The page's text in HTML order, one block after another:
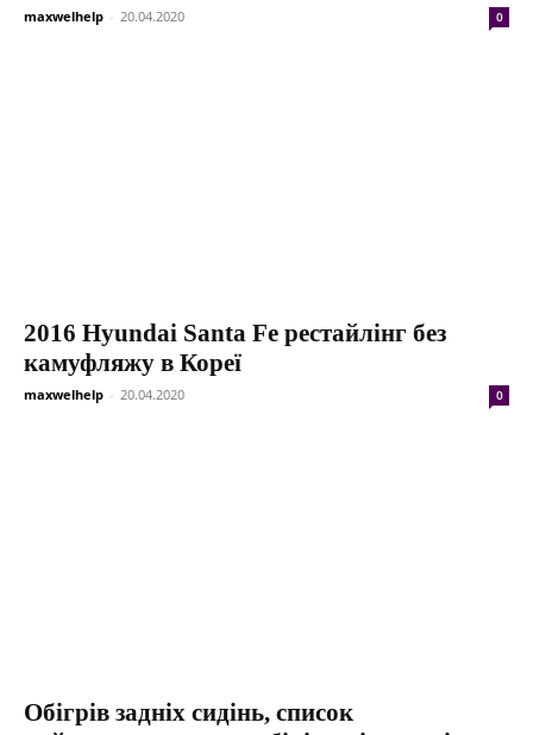
maxwelhelp - 20.04.2020 0
2016 Hyundai Santa Fe рестайлінг без
камуфляжу в Кореї
maxwelhelp - 20.04.2020 0
Обігрів задніх сидінь, список